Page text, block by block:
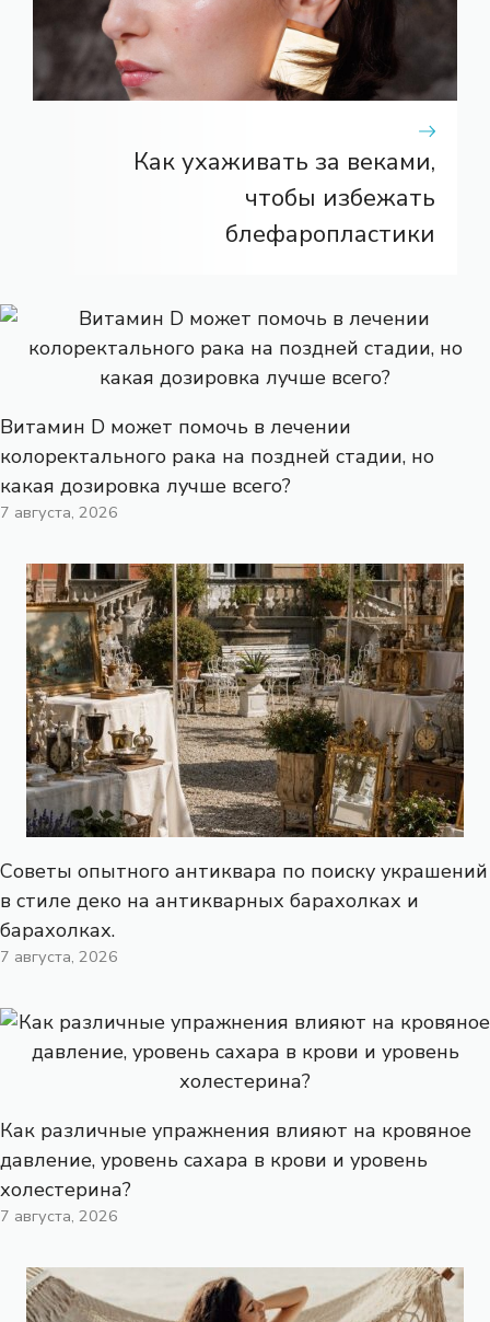
Как ухаживать за веками,
чтобы избежать
блефаропластики
Витамин D может помочь в лечении
колоректального рака на поздней стадии, но
какая дозировка лучше всего?
7 августа, 2026
Советы опытного антиквара по поиску украшений
в стиле деко на антикварных барахолках и
барахолках.
7 августа, 2026
Как различные упражнения влияют на кровяное
давление, уровень сахара в крови и уровень
холестерина?
7 августа, 2026